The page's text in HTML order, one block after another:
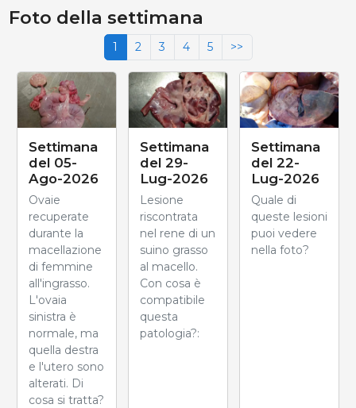
Foto della settimana
1 2 3 4 5 >>
Settimana
del 05-
Ago-2026
Ovaie
recuperate
durante la
macellazione
di femmine
all'ingrasso.
L'ovaia
sinistra è
normale, ma
quella destra
e l'utero sono
alterati. Di
cosa si tratta?
Settimana
del 29-
Lug-2026
Lesione
riscontrata
nel rene di un
suino grasso
al macello.
Con cosa è
compatibile
questa
patologia?:
Settimana
del 22-
Lug-2026
Quale di
queste lesioni
puoi vedere
nella foto?